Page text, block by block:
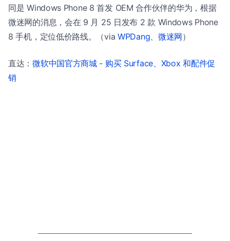
同是 Windows Phone 8 首发 OEM 合作伙伴的华为，根据
微迷网的消息，会在 9 月 25 日发布 2 款 Windows Phone
8 手机，定位低价路线。（via WPDang、 微迷网）
直达：微软中国官方商城 - 购买 Surface、Xbox 和配件促
销